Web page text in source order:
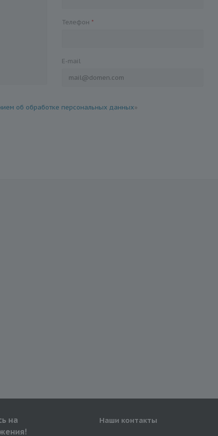
Телефон*
E-mail
об обработке персональных данных»
на
Наши контакты